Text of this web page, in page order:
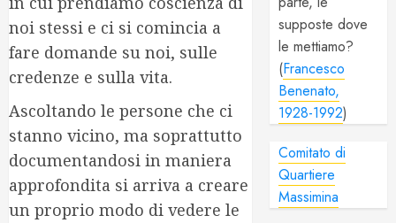
noi stessi e ci si comincia a
fare domande su noi, sulle
credenze e sulla vita.
Ascoltando le persone che ci
stanno vicino, ma soprattutto
documentandosi in maniera
approfondita si arriva a creare
un proprio modo di vedere le
supposte dove
le mettiamo?
(Francesco
Benenato,
1928-1992)
Comitato di
Quartiere
Massimina